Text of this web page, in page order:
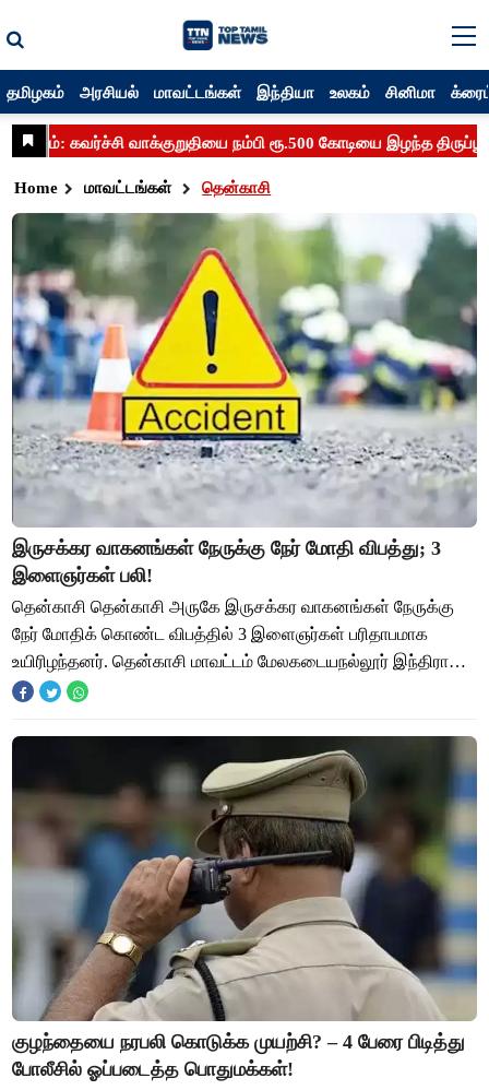
தமிழகம் அரசியல் மாவட்டங்கள் இந்தியா உலகம் சினிமா
Home மாவட்டங்கள் தென்காசி
இருசக்கர வாகனங்கள் நேருக்கு நேர் மோதி விபத்து; 3
இளைஞர்கள் பலி!
தென்காசி தென்காசி அருகே இருசக்கர வாகனங்கள் நேருக்கு
நேர் மோதிக் கொண்ட விபத்தில் 3 இளைஞர்கள் பரிதாபமாக
உயிரிழந்தனர். தென்காசி மாவட்டம் மேலகடையநல்லூர் இந்திரா
நகரை சேர்ந்தவர் இசக்கிமுத்து. இவரது மகன் ந
குழந்தையை நரபலி கொடுக்க முயற்சி? – 4 பேரை பிடித்து
போலீசில் ஓப்படைத்த பொதுமக்கள்!